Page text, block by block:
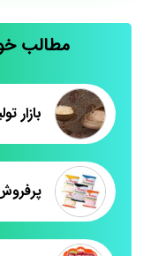
مطالب
بازار